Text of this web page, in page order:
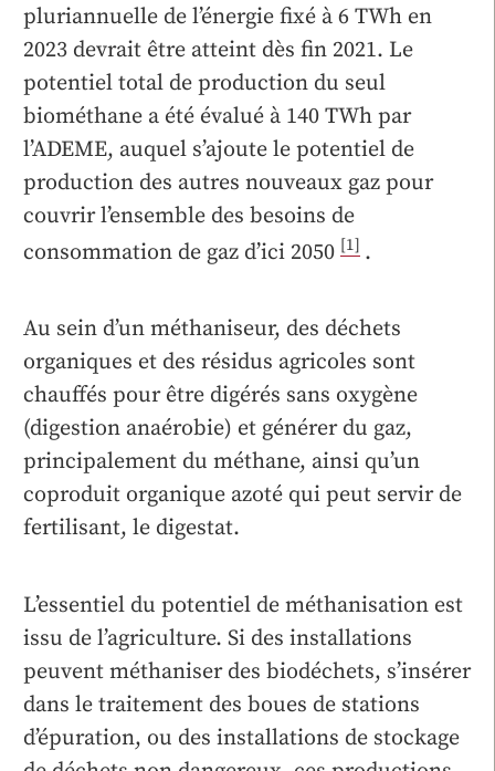
pluriannuelle de l’énergie fixé à 6 TWh en
2023 devrait être atteint dès fin 2021. Le
potentiel total de production du seul
biométhane a été évalué à 140 TWh par
l’ADEME, auquel s’ajoute le potentiel de
production des autres nouveaux gaz pour
couvrir l’ensemble des besoins de
consommation de gaz d’ici 2050 [1] .
Au sein d’un méthaniseur, des déchets
organiques et des résidus agricoles sont
chauffés pour être digérés sans oxygène
(digestion anaérobie) et générer du gaz,
principalement du méthane, ainsi qu’un
coproduit organique azoté qui peut servir de
fertilisant, le digestat.
L’essentiel du potentiel de méthanisation est
issu de l’agriculture. Si des installations
peuvent méthaniser des biodéchets, s’insérer
dans le traitement des boues de stations
d’épuration, ou des installations de stockage